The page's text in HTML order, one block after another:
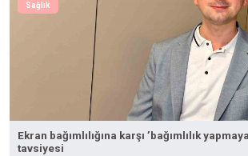
Sağlık
Ekran bağımlılığına karşı ’bağımlılık
tavsiyesi